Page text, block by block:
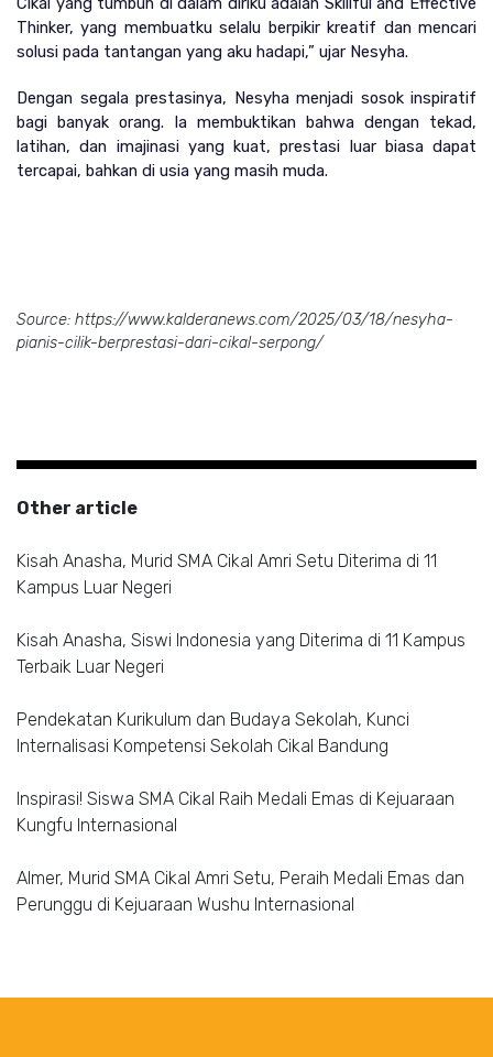
Thinker, yang membuatku selalu berpikir kreatif dan mencari
solusi pada tantangan yang aku hadapi,” ujar Nesyha.
Dengan segala prestasinya, Nesyha menjadi sosok inspiratif
bagi banyak orang. Ia membuktikan bahwa dengan tekad,
latihan, dan imajinasi yang kuat, prestasi luar biasa dapat
tercapai, bahkan di usia yang masih muda.
Source: https://www.kalderanews.com/2025/03/18/nesyha-
pianis-cilik-berprestasi-dari-cikal-serpong/
Other article
Kisah Anasha, Murid SMA Cikal Amri Setu Diterima di 11
Kampus Luar Negeri
Kisah Anasha, Siswi Indonesia yang Diterima di 11 Kampus
Terbaik Luar Negeri
Pendekatan Kurikulum dan Budaya Sekolah, Kunci
Internalisasi Kompetensi Sekolah Cikal Bandung
Inspirasi! Siswa SMA Cikal Raih Medali Emas di Kejuaraan
Kungfu Internasional
Almer, Murid SMA Cikal Amri Setu, Peraih Medali Emas dan
Perunggu di Kejuaraan Wushu Internasional